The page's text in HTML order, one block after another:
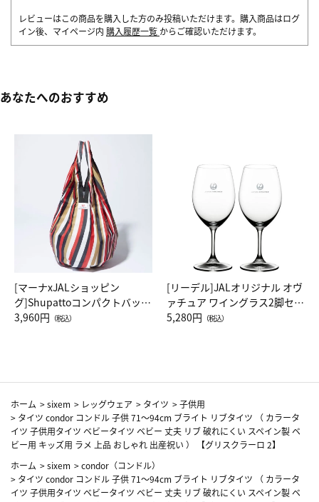
レビューはこの商品を購入した方のみ投稿いただけます。購入商品はログ
イン後、マイページ内 購入履歴一覧 からご確認いただけます。
あなたへのおすすめ
[マーナxJALショッピン
グ]Shupattoコンパクトバッグ
Drop JAL客室乗務員（LC）ス
3,960円 （税込）
[リーデル]JALオリジナル オヴ
ァチュア ワイングラス2脚セッ
ト（レッドワイン）
5,280円 （税込）
ホーム >sixem > レッグウェア > タイツ >子供用
> タイツ condor コンドル 子供 71～94cm ブライト リブタイツ （ カラータ
イツ 子供用タイツ ベビータイツ ベビー 丈夫 リブ 破れにくい スペイン製 ベ
ビー用 キッズ用 ラメ 上品 おしゃれ 出産祝い ） 【グリスクラーロ 2】
ホーム >sixem >condor（コンドル）
> タイツ condor コンドル 子供 71～94cm ブライト リブタイツ （ カラータ
イツ 子供用タイツ ベビータイツ ベビー 丈夫 リブ 破れにくい スペイン製 ベ